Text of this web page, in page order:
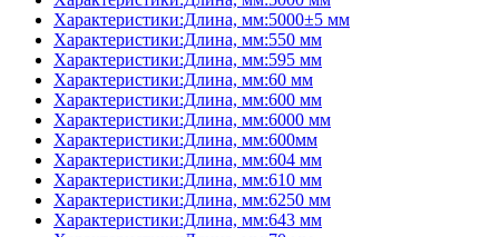
Характеристики:Длина, мм:5000±5 мм
Характеристики:Длина, мм:550 мм
Характеристики:Длина, мм:595 мм
Характеристики:Длина, мм:60 мм
Характеристики:Длина, мм:600 мм
Характеристики:Длина, мм:6000 мм
Характеристики:Длина, мм:600мм
Характеристики:Длина, мм:604 мм
Характеристики:Длина, мм:610 мм
Характеристики:Длина, мм:6250 мм
Характеристики:Длина, мм:643 мм